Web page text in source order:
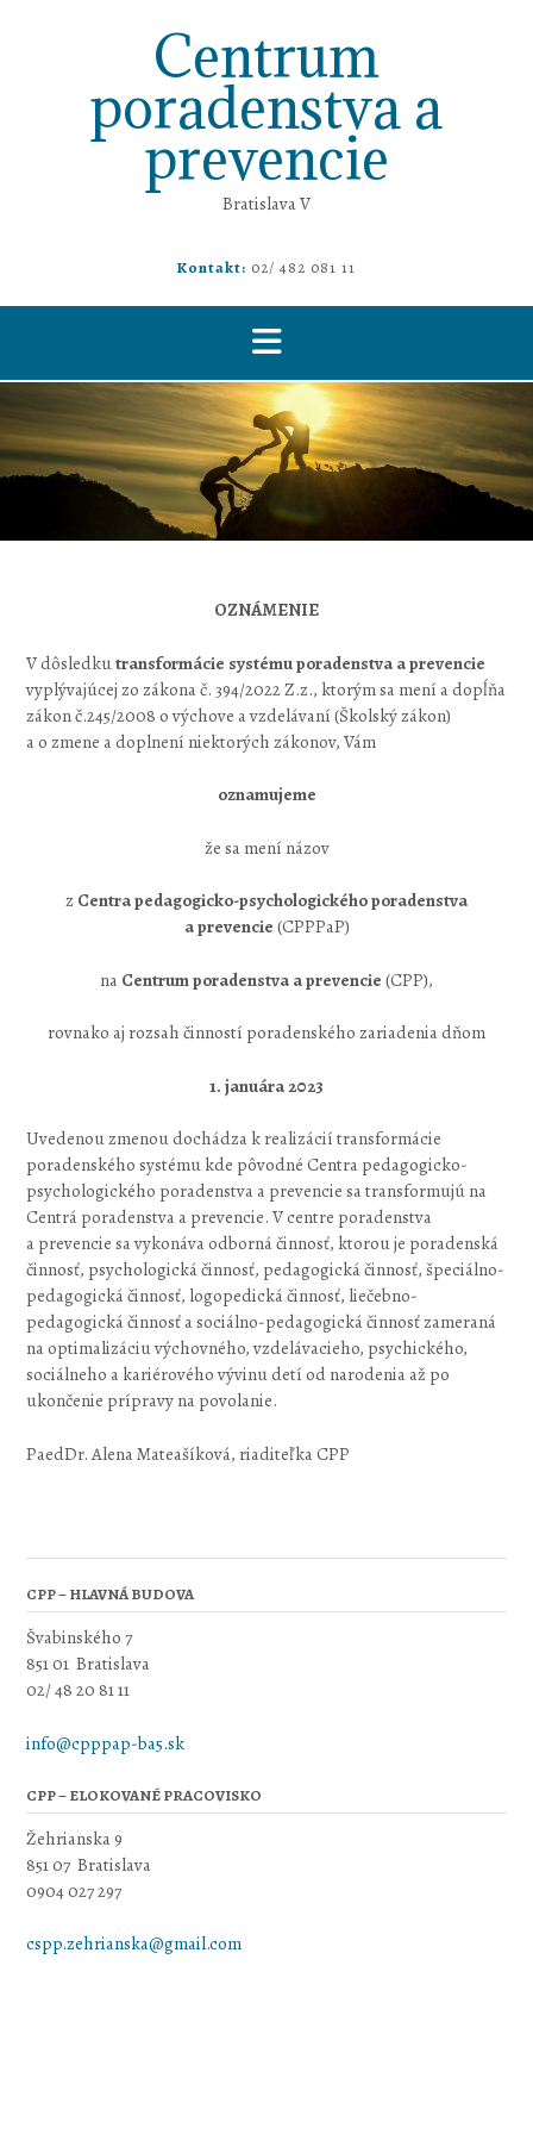
Centrum
poradenstva a
prevencie
Bratislava V
Kontakt: 02/ 482 081 11
OZNÁMENIE
V dôsledkutransformácie systému poradenstva a prevencie
vyplývajúcej zo zákona č. 394/2022 Z.z., ktorým sa mení a dopĺňa
zákon č.245/2008 o výchove a vzdelávaní (Školský zákon)
a o zmene a doplnení niektorých zákonov, Vám
oznamujeme
že sa mení názov
z Centra pedagogicko-psychologického poradenstva
a prevencie (CPPPaP)
na Centrum poradenstva a prevencie (CPP),
rovnako aj rozsah činností poradenského zariadenia dňom
1. januára 2023
Uvedenou zmenou dochádza k realizácií transformácie
poradenského systému kde pôvodné Centra pedagogicko-
psychologického poradenstva a prevencie sa transformujú na
Centrá poradenstva a prevencie. V centre poradenstva
a prevencie sa vykonáva odborná činnosť, ktorou je poradenská
činnosť, psychologická činnosť, pedagogická činnosť, špeciálno-
pedagogická činnosť, logopedická činnosť, liečebno-
pedagogická činnosť a sociálno-pedagogická činnosť zameraná
na optimalizáciu výchovného, vzdelávacieho, psychického,
sociálneho a kariérového vývinu detí od narodenia až po
ukončenie prípravy na povolanie.
PaedDr. Alena Mateašíková, riaditeľka CPP
CPP – HLAVNÁ BUDOVA
Švabinského 7
851 01 Bratislava
02/ 48 20 81 11
info@cpppap-ba5.sk
CPP – ELOKOVANÉ PRACOVISKO
Žehrianska 9
851 07 Bratislava
0904 027 297
cspp.zehrianska@gmail.com